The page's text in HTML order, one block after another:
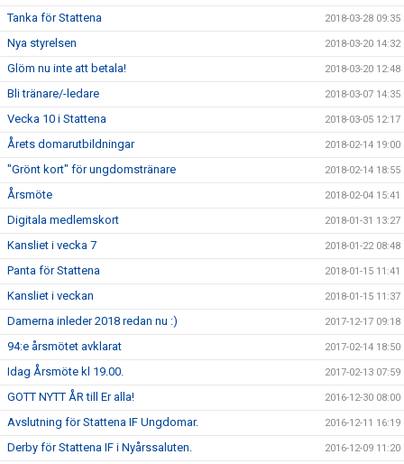
Tanka för Stattena 2018-03-28 09:35
Nya styrelsen 2018-03-20 14:32
Glöm nu inte att betala! 2018-03-20 12:48
Bli tränare/-ledare 2018-03-07 14:35
Vecka 10 i Stattena 2018-03-05 12:17
Årets domarutbildningar 2018-02-14 19:00
"Grönt kort" för ungdomstränare 2018-02-14 18:55
Årsmöte 2018-02-04 15:41
Digitala medlemskort 2018-01-31 13:27
Kansliet i vecka 7 2018-01-22 08:48
Panta för Stattena 2018-01-15 11:41
Kansliet i veckan 2018-01-15 11:37
Damerna inleder 2018 redan nu :) 2017-12-17 09:18
94:e årsmötet avklarat 2017-02-14 18:50
Idag Årsmöte kl 19.00. 2017-02-13 07:59
GOTT NYTT ÅR till Er alla! 2016-12-30 08:00
Avslutning för Stattena IF Ungdomar. 2016-12-11 16:19
Derby för Stattena IF i Nyårssaluten. 2016-12-09 11:20